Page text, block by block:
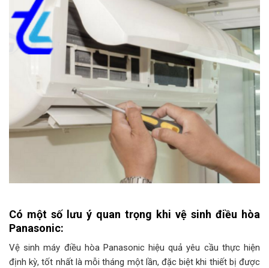
Có một số lưu ý quan trọng khi vệ sinh điều hòa
Panasonic:
Vệ sinh máy điều hòa Panasonic hiệu quả yêu cầu thực hiện
định kỳ, tốt nhất là mỗi tháng một lần, đặc biệt khi thiết bị được